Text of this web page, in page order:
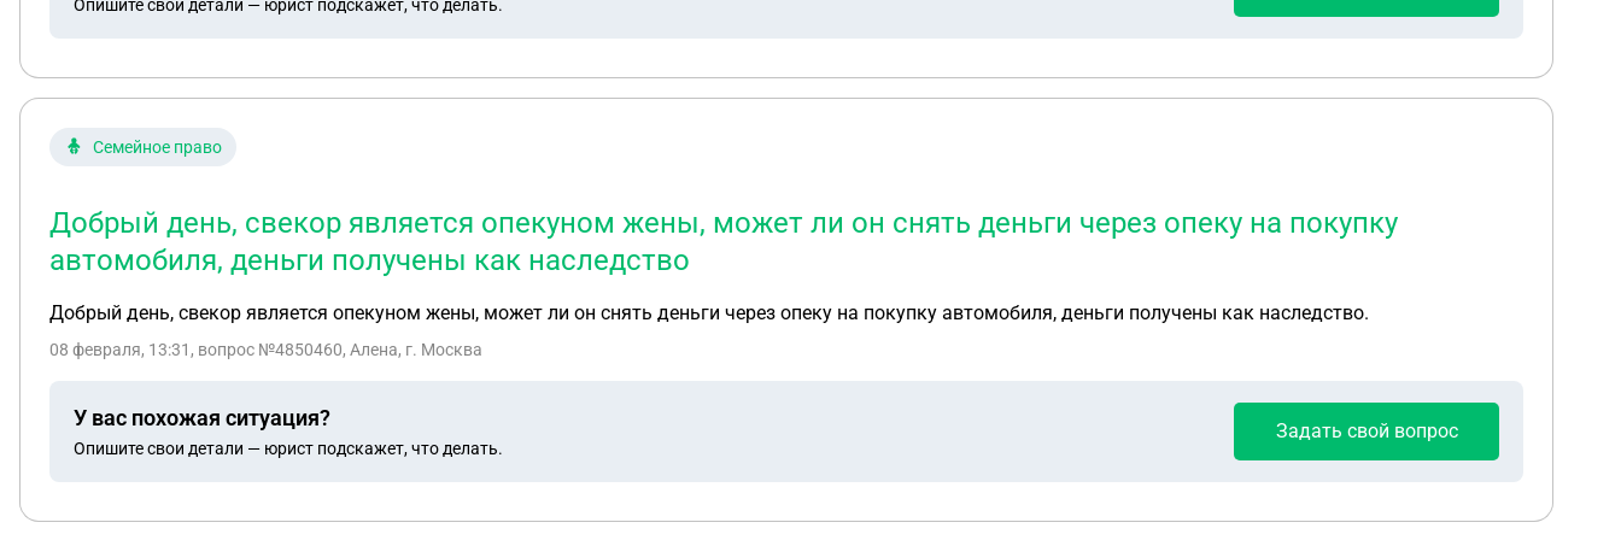
утильсбор был оплачен полностью. И ввел меня в заблуждение. Автосалон предложил поделить сумму утильсбора пополам со мной. Я на это не согласна.
Опишите свои детали — юрист подскажет, что делать.
Семейное право
Добрый день, свекор является опекуном жены, может ли он снять деньги через опеку на покупку
автомобиля, деньги получены как наследство
Добрый день, свекор является опекуном жены, может ли он снять деньги через опеку на покупку автомобиля, деньги получены как наследство.
08 февраля, 13:31 , вопрос №4850460, Алена, г. Москва
У вас похожая ситуация?
Опишите свои детали — юрист подскажет, что делать.
Задать свой вопрос